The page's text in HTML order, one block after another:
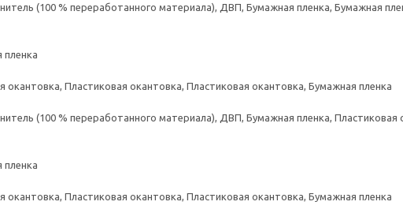
(100 % переработанного материала), ДВП, Бумажная пленка, Бумажная
пленка
окантовка, Пластиковая окантовка, Пластиковая окантовка, Бумажная пленка
(100 % переработанного материала), ДВП, Бумажная пленка, Пластиковая
пленка
окантовка, Пластиковая окантовка, Пластиковая окантовка, Бумажная пленка